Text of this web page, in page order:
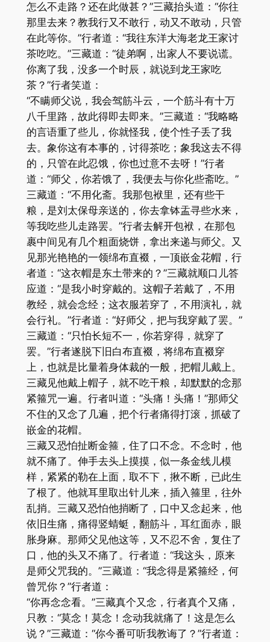
怎么不走路？还在此做甚？”三藏抬头道：“你往
那里去来？教我行又不敢行，动又不敢动，只管
在此等你。”行者道：“我往东洋大海老龙王家讨
茶吃吃。”三藏道：“徒弟啊，出家人不要说谎。
你离了我，没多一个时辰，就说到龙王家吃
茶？”行者笑道：
“不瞒师父说，我会驾筋斗云，一个筋斗有十万
八千里路，故此得即去即来。”三藏道：“我略略
的言语重了些儿，你就怪我，使个性子丢了我
去。象你这有本事的，讨得茶吃；象我这去不得
的，只管在此忍饿，你也过意不去呀！”行者
道：“师父，你若饿了，我便去与你化些斋吃。”
三藏道：“不用化斋。我那包袱里，还有些干
粮，是刘太保母亲送的，你去拿钵盂寻些水来，
等我吃些儿走路罢。”行者去解开包袱，在那包
裹中间见有几个粗面烧饼，拿出来递与师父。又
见那光艳艳的一领绵布直裰，一顶嵌金花帽，行
者道：“这衣帽是东土带来的？”三藏就顺口儿答
应道：“是我小时穿戴的。这帽子若戴了，不用
教经，就会念经；这衣服若穿了，不用演礼，就
会行礼。”行者道：“好师父，把与我穿戴了罢。”
三藏道：“只怕长短不一，你若穿得，就穿了
罢。”行者遂脱下旧白布直裰，将绵布直裰穿
上，也就是比量着身体裁的一般，把帽儿戴上。
三藏见他戴上帽子，就不吃干粮，却默默的念那
紧箍咒一遍。行者叫道：“头痛！头痛！”那师父
不住的又念了几遍，把个行者痛得打滚，抓破了
嵌金的花帽。
三藏又恐怕扯断金箍，住了口不念。不念时，他
就不痛了。伸手去头上摸摸，似一条金线儿模
样，紧紧的勒在上面，取不下，揪不断，已此生
了根了。他就耳里取出针儿来，插入箍里，往外
乱捎。三藏又恐怕他捎断了，口中又念起来，他
依旧生痛，痛得竖蜻蜓，翻筋斗，耳红面赤，眼
胀身麻。那师父见他这等，又不忍不舍，复住了
口，他的头又不痛了。行者道：“我这头，原来
是师父咒我的。”三藏道：“我念得是紧箍经，何
曾咒你？”行者道：
“你再念念看。”三藏真个又念，行者真个又痛，
只教：“莫念！莫念！念动我就痛了！这是怎么
说？”三藏道：“你今番可听我教诲了？”行者道：